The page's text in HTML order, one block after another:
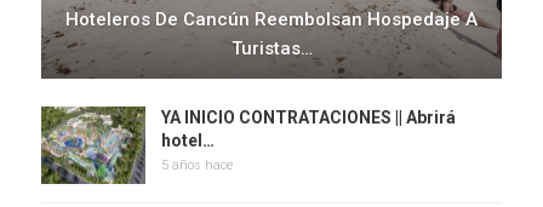
Hoteleros De Cancún Reembolsan Hospedaje A
Turistas…
YA INICIO CONTRATACIONES || Abrirá
hotel…
5 años hace